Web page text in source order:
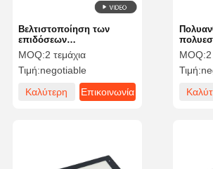
Βελτιστοποίηση των
επιδόσεων
Προσαρμοσμένο
διακόπτη μεμβράνης
Φιλική λύση διεπαφής
MOQ:2 τεμάχια
Τιμή:negotiable
Καλύτερη
Επικοινωνία
MOQ:
Τιμή: